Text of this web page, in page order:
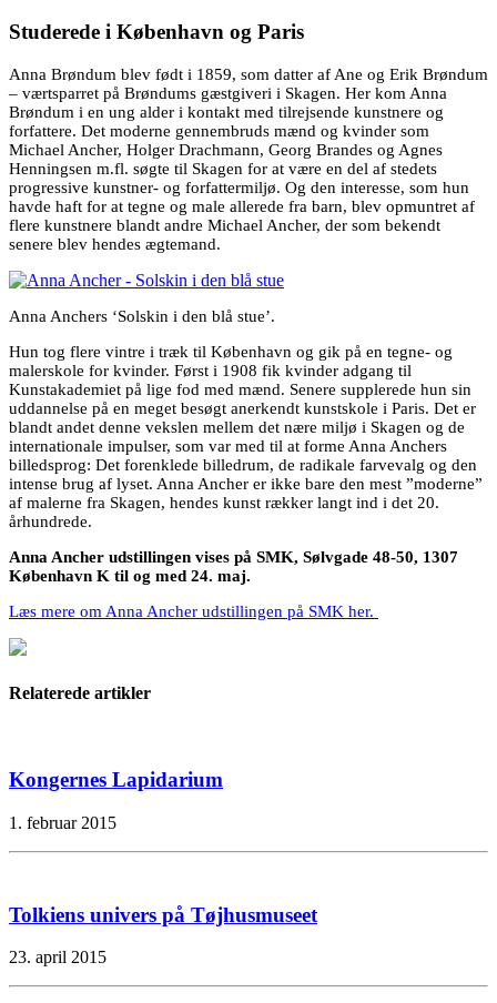
Studerede i København og Paris
Anna Brøndum blev født i 1859, som datter af Ane og Erik Brøndum
– værtsparret på Brøndums gæstgiveri i Skagen. Her kom Anna
Brøndum i en ung alder i kontakt med tilrejsende kunstnere og
forfattere. Det moderne gennembruds mænd og kvinder som
Michael Ancher, Holger Drachmann, Georg Brandes og Agnes
Henningsen m.fl. søgte til Skagen for at være en del af stedets
progressive kunstner- og forfattermiljø. Og den interesse, som hun
havde haft for at tegne og male allerede fra barn, blev opmuntret af
flere kunstnere blandt andre Michael Ancher, der som bekendt
senere blev hendes ægtemand.
Anna Anchers ‘Solskin i den blå stue’.
Hun tog flere vintre i træk til København og gik på en tegne- og
malerskole for kvinder. Først i 1908 fik kvinder adgang til
Kunstakademiet på lige fod med mænd. Senere supplerede hun sin
uddannelse på en meget besøgt anerkendt kunstskole i Paris. Det er
blandt andet denne vekslen mellem det nære miljø i Skagen og de
internationale impulser, som var med til at forme Anna Anchers
billedsprog: Det forenklede billedrum, de radikale farvevalg og den
intense brug af lyset. Anna Ancher er ikke bare den mest ”moderne”
af malerne fra Skagen, hendes kunst rækker langt ind i det 20.
århundrede.
Anna Ancher udstillingen vises på SMK, Sølvgade 48-50, 1307
København K til og med 24. maj.
Læs mere om Anna Ancher udstillingen på SMK her.
Relaterede artikler
Kongernes Lapidarium
1. februar 2015
Tolkiens univers på Tøjhusmuseet
23. april 2015